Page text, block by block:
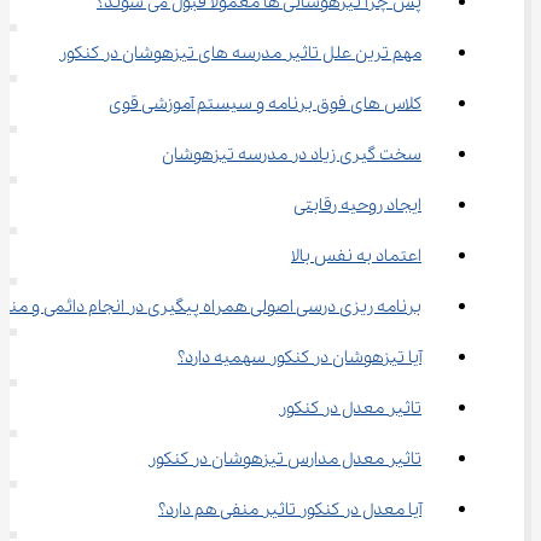
مهم ترین علل تاثیر مدرسه های تیزهوشان در کنکور
کلاس های فوق برنامه و سیستم آموزشی قوی
سخت گیری زیاد در مدرسه تیزهوشان
ایجاد روحیه رقابتی
اعتماد به نفس بالا
برنامه ریزی درسی اصولی همراه پیگیری در انجام دائمی و
آیا تیزهوشان در کنکور سهمیه دارد؟
تاثیر معدل در کنکور
تاثیر معدل مدارس تیزهوشان در کنکور
آیا معدل در کنکور تاثیر منفی هم دارد؟